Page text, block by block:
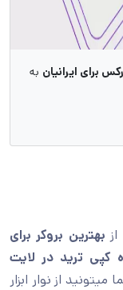
برای ایرانیان به
بهترین بروکر برای
کپی ترید در لایت
از نوار ابزار